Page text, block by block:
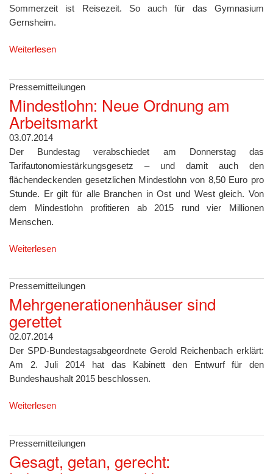
Sommerzeit ist Reisezeit. So auch für das Gymnasium
Gernsheim.
Weiterlesen
Pressemitteilungen
Mindestlohn: Neue Ordnung am
Arbeitsmarkt
03.07.2014
Der Bundestag verabschiedet am Donnerstag das
Tarifautonomiestärkungsgesetz – und damit auch den
flächendeckenden gesetzlichen Mindestlohn von 8,50 Euro pro
Stunde. Er gilt für alle Branchen in Ost und West gleich. Von
dem Mindestlohn profitieren ab 2015 rund vier Millionen
Menschen.
Weiterlesen
Pressemitteilungen
Mehrgenerationenhäuser sind
gerettet
02.07.2014
Der SPD-Bundestagsabgeordnete Gerold Reichenbach erklärt:
Am 2. Juli 2014 hat das Kabinett den Entwurf für den
Bundeshaushalt 2015 beschlossen.
Weiterlesen
Pressemitteilungen
Gesagt, getan, gerecht: